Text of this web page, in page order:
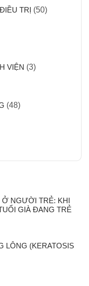
TRỊ (50)
VIỆN (3)
(48)
Ở NGƯỜI TRẺ: KHI
GIÀ ĐANG TRẺ
LÔNG (KERATOSIS